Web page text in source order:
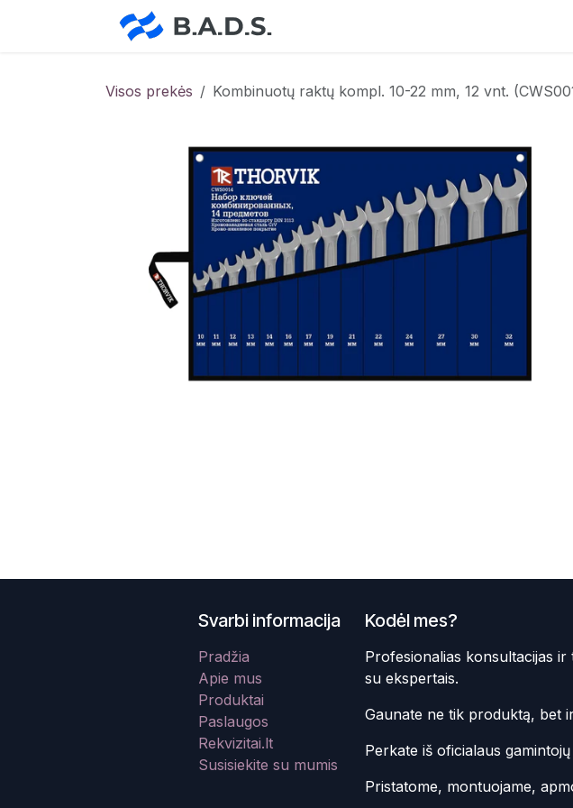
Visos prekės Kombinuotų raktų kompl. 10-22 mm, 12 vnt.
Kodėl mes?
Profesionalias konsultacijas ir
su ekspertais.
Gaunate ne tik produktą, bet
Perkate iš oficialaus
Pristatome, montuojame,
Svarbi informacija
Pradžia
Apie mus
Produktai
Paslaugos
Rekvizitai.lt
Susisiekite su mumis